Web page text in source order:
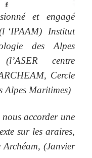
et engagé
‘IPAAM) Institut
des Alpes
centre
Cercle
Alpes Maritimes)
accorder une
sur les araires,
(Janvier